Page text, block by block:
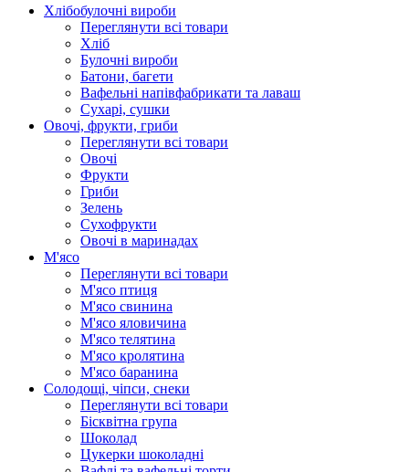
Хлібобулочні вироби
Переглянути всі товари
Хліб
Булочні вироби
Батони, багети
Вафельні напівфабрикати та лаваш
Сухарі, сушки
Овочі, фрукти, гриби
Переглянути всі товари
Овочі
Фрукти
Гриби
Зелень
Сухофрукти
Овочі в маринадах
М'ясо
Переглянути всі товари
М'ясо птиця
М'ясо свинина
М'ясо яловичина
М'ясо телятина
М'ясо кролятина
М'ясо баранина
Солодощі, чіпси, снеки
Переглянути всі товари
Бісквітна група
Шоколад
Цукерки шоколадні